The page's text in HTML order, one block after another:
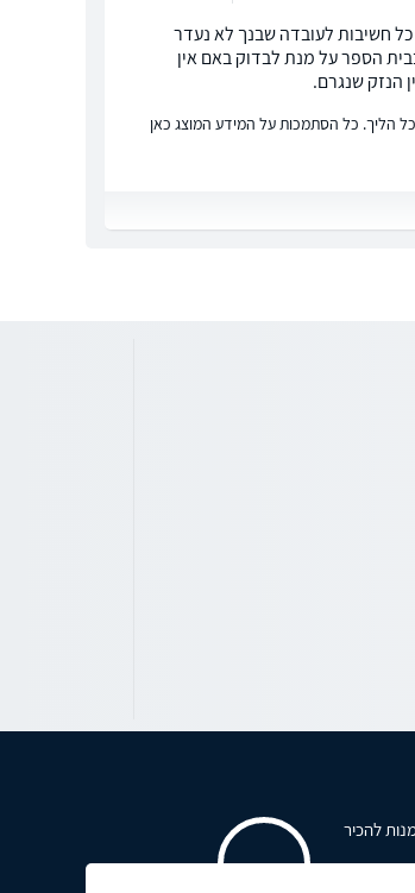
את ביטוח תאונות תלמידים החל 24/7 ובכל מקום. אין כל חשיבות לעובדה שבנך לא נעדר
הספר על מנת לבדוק באם אין
הנזק שנגרם.
כל הליך. כל הסתמכות על המידע המוצג כאן
להכיר